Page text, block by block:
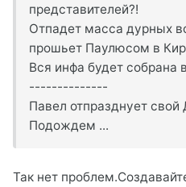
представителей?!
Отпадет масса дурных
прошьет Паулюсом в
Вся инфа будет собрана
--------------
Павел отпразднует
Подождем ...
Так нет